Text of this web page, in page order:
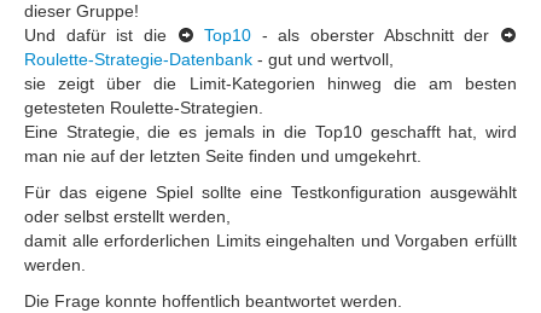
dieser Gruppe!
Und dafür ist die
Top10 - als oberster Abschnitt der
Roulette-Strategie-Datenbank - gut und wertvoll,
sie zeigt über die Limit-Kategorien hinweg die am besten
getesteten Roulette-Strategien.
Eine Strategie, die es jemals in die Top10 geschafft hat, wird
man nie auf der letzten Seite finden und umgekehrt.
Für das eigene Spiel sollte eine Testkonfiguration ausgewählt
oder selbst erstellt werden,
damit alle erforderlichen Limits eingehalten und Vorgaben erfüllt
werden.
Die Frage konnte hoffentlich beantwortet werden.